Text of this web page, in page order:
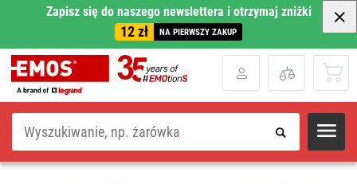
Zapisz się do naszego newslettera i otrzymaj zniżki
12 zł NA PIERWSZY ZAKUP
Szukaj